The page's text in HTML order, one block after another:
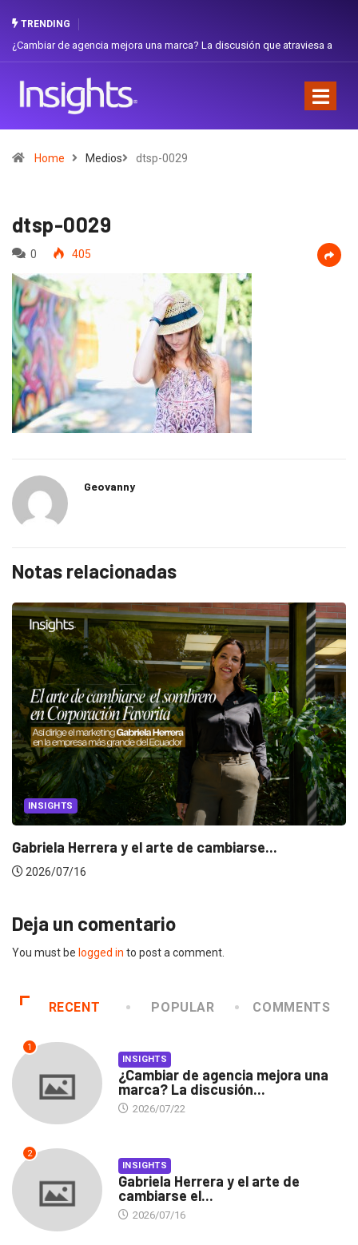
TRENDING
de agencia mejora una marca? La discusión que atraviesa a
Gabriela
Home Medios dtsp-0029
dtsp-0029
0 405
Geovanny
Notas relacionadas
INSIGHTS
Gabriela Herrera y el arte de cambiarse...
2026/07/16
Deja un comentario
You must be logged in to post a comment.
RECENT POPULAR COMMENTS
1
INSIGHTS
¿Cambiar de agencia mejora una
marca? La discusión...
2026/07/22
2
INSIGHTS
Gabriela Herrera y el arte de
cambiarse el...
2026/07/16